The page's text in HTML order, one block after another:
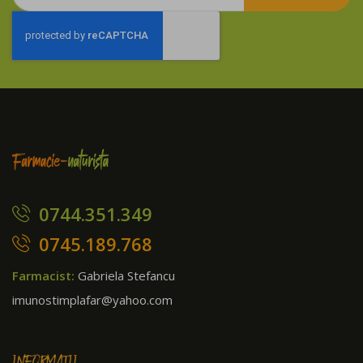
te
newsletter:
0744.351.349
0745.189.768
Farmacist: Gabriela Stefancu
imunostimplafar@yahoo.com